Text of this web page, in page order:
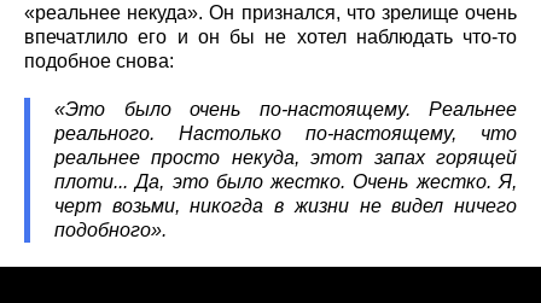
«реальнее некуда». Он признался, что зрелище очень
впечатлило его и он бы не хотел наблюдать что-то
подобное снова:
«Это было очень по-настоящему. Реальнее
реального. Настолько по-настоящему, что
реальнее просто некуда, этот запах горящей
плоти... Да, это было жестко. Очень жестко. Я,
черт возьми, никогда в жизни не видел ничего
подобного».